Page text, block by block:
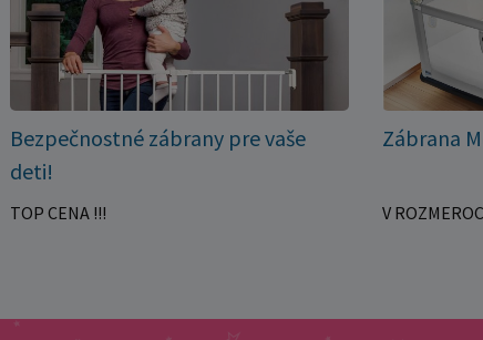
Bezpečnostné zábrany pre vaše
deti!
TOP CENA !!!
Zábrana
V